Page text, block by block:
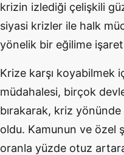
krizin izlediği çelişkili
siyasi krizler ile halk
yönelik bir eğilime
Krize karşı koyabilmek
müdahalesi, birçok
bırakarak, kriz
oldu. Kamunun ve özel
oranla yüzde otuz